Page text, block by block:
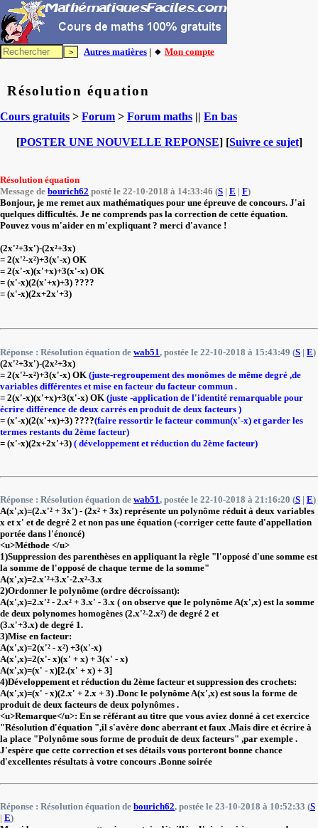
Autres matières | 🔸 Mon compte
Résolution équation
Cours gratuits > Forum > Forum maths || En bas
[POSTER UNE NOUVELLE REPONSE] [Suivre ce sujet]
Résolution équation
Message de bourich62 posté le 22-10-2018 à 14:33:46 (S | E | F)
Bonjour, je me remet aux mathématiques pour une épreuve de concours. J'ai
quelques difficultés. Je ne comprends pas la correction de cette équation.
Pouvez vous m'aider en m'expliquant ? merci d'avance !
(2x'²+3x')-(2x²+3x)
= 2(x'²-x²)+3(x'-x) OK
= 2(x'-x)(x'+x)+3(x'-x) OK
= (x'-x)(2(x'+x)+3) ????
= (x'-x)(2x+2x'+3)
Réponse : Résolution équation de wab51, postée le 22-10-2018 à 15:43:49 (S | E)
(2x'²+3x')-(2x²+3x)
= 2(x'²-x²)+3(x'-x) OK (juste-regroupement des monômes de même degré ,de
variables différentes et mise en facteur du facteur commun .
= 2(x'-x)(x'+x)+3(x'-x) OK (juste -application de l'identité remarquable pour
écrire différence de deux carrés en produit de deux facteurs )
= (x'-x)(2(x'+x)+3) ????(faire ressortir le facteur commun(x'-x) et garder les
termes restants du 2ème facteur)
= (x'-x)(2x+2x'+3) ( développement et réduction du 2ème facteur)
Réponse : Résolution équation de wab51, postée le 22-10-2018 à 21:16:20 (S | E)
A(x',x)=(2.x'² + 3x') - (2x² + 3x) représente un polynôme réduit à deux variables
x et x' et de degré 2 et non pas une équation (-corriger cette faute d'appellation
portée dans l'énoncé)
<u>Méthode </u>
1)Suppression des parenthèses en appliquant la règle "l'opposé d'une somme est
la somme de l'opposé de chaque terme de la somme"
A(x',x)=2.x'²+3.x'-2.x²-3.x
2)Ordonner le polynôme (ordre décroissant):
A(x',x)=2.x'² - 2.x² + 3.x' - 3.x ( on observe que le polynôme A(x',x) est la somme
de deux polynomes homogènes (2.x'²-2.x²) de degré 2 et
(3.x'+3.x) de degré 1.
3)Mise en facteur:
A(x',x)=2(x'² - x²) +3(x'-x)
A(x',x)=2(x'- x)(x' + x) + 3(x' - x)
A(x',x)=(x' - x)[2.(x' + x) + 3]
4)Développement et réduction du 2ème facteur et suppression des crochets:
A(x',x)=(x' - x)(2.x' + 2.x + 3) .Donc le polynôme A(x',x) est sous la forme de
produit de deux facteurs de deux polynômes .
<u>Remarque</u>: En se référant au titre que vous aviez donné à cet exercice
"Résolution d'équation ",il s'avère donc aberrant et faux .Mais dire et écrire à
la place "Polynôme sous forme de produit de deux facteurs" ,par exemple .
J'espère que cette correction et ses détails vous porteront bonne chance
d'excellentes résultats à votre concours .Bonne soirée
Réponse : Résolution équation de bourich62, postée le 23-10-2018 à 10:52:33 (S
| E)